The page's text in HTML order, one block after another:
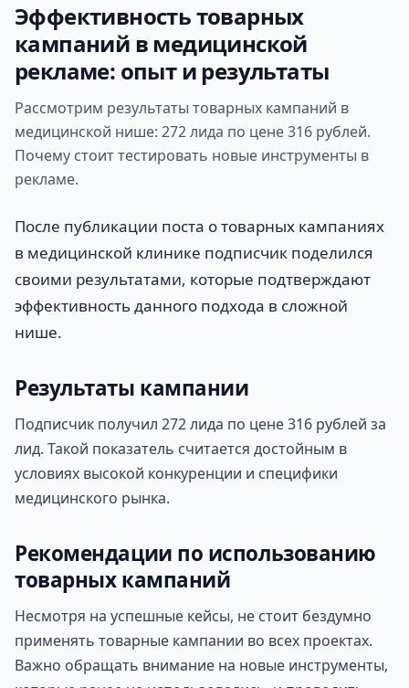
Эффективность товарных
кампаний в медицинской
рекламе: опыт и результаты
Рассмотрим результаты товарных кампаний в
медицинской нише: 272 лида по цене 316 рублей.
Почему стоит тестировать новые инструменты в
рекламе.
После публикации поста о товарных кампаниях
в медицинской клинике подписчик поделился
своими результатами, которые подтверждают
эффективность данного подхода в сложной
нише.
Результаты кампании
Подписчик получил 272 лида по цене 316 рублей за
лид. Такой показатель считается достойным в
условиях высокой конкуренции и специфики
медицинского рынка.
Рекомендации по использованию
товарных кампаний
Несмотря на успешные кейсы, не стоит бездумно
применять товарные кампании во всех проектах.
Важно обращать внимание на новые инструменты,